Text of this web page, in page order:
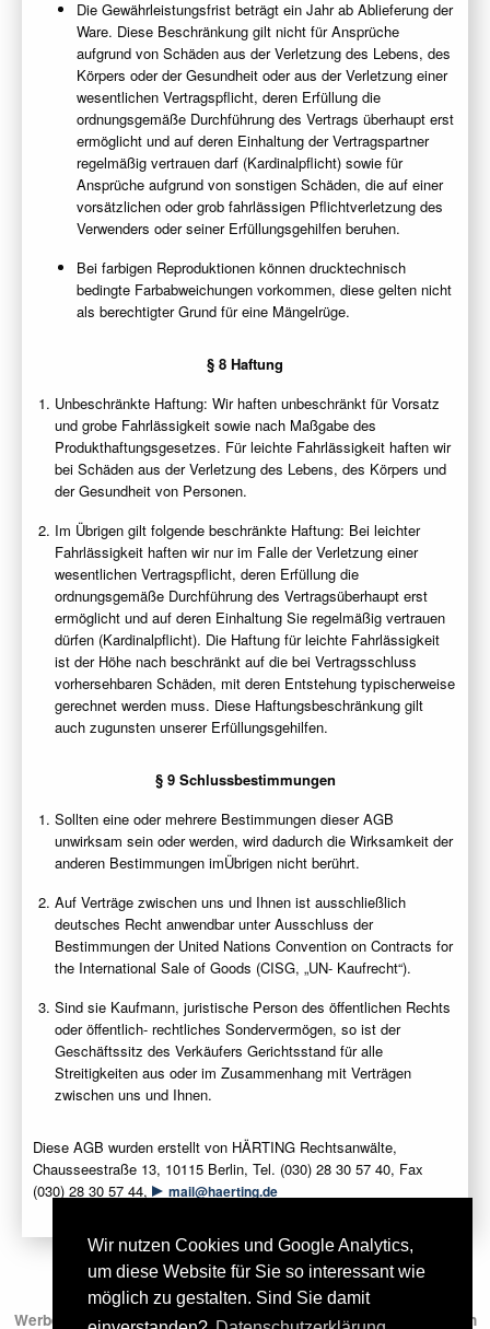
Wir nutzen Cookies und Google Analytics,
um diese Website für Sie so interessant wie
möglich zu gestalten. Sind Sie damit
Die Gewährleistungsfrist beträgt ein Jahr ab Ablieferung der
Ware. Diese Beschränkung gilt nicht für Ansprüche
aufgrund von Schäden aus der Verletzung des Lebens, des
Körpers oder der Gesundheit oder aus der Verletzung einer
wesentlichen Vertragspflicht, deren Erfüllung die
ordnungsgemäße Durchführung des Vertrags überhaupt erst
ermöglicht und auf deren Einhaltung der Vertragspartner
regelmäßig vertrauen darf (Kardinalpflicht) sowie für
Ansprüche aufgrund von sonstigen Schäden, die auf einer
vorsätzlichen oder grob fahrlässigen Pflichtverletzung des
Verwenders oder seiner Erfüllungsgehilfen beruhen.
Bei farbigen Reproduktionen können drucktechnisch
bedingte Farbabweichungen vorkommen, diese gelten nicht
als berechtigter Grund für eine Mängelrüge.
§ 8 Haftung
Unbeschränkte Haftung: Wir haften unbeschränkt für Vorsatz
und grobe Fahrlässigkeit sowie nach Maßgabe des
Produkthaftungsgesetzes. Für leichte Fahrlässigkeit haften wir
bei Schäden aus der Verletzung des Lebens, des Körpers und
der Gesundheit von Personen.
Im Übrigen gilt folgende beschränkte Haftung: Bei leichter
Fahrlässigkeit haften wir nur im Falle der Verletzung einer
wesentlichen Vertragspflicht, deren Erfüllung die
ordnungsgemäße Durchführung des Vertragsüberhaupt erst
ermöglicht und auf deren Einhaltung Sie regelmäßig vertrauen
dürfen (Kardinalpflicht). Die Haftung für leichte Fahrlässigkeit
ist der Höhe nach beschränkt auf die bei Vertragsschluss
vorhersehbaren Schäden, mit deren Entstehung typischerweise
gerechnet werden muss. Diese Haftungsbeschränkung gilt
auch zugunsten unserer Erfüllungsgehilfen.
§ 9 Schlussbestimmungen
Sollten eine oder mehrere Bestimmungen dieser AGB
unwirksam sein oder werden, wird dadurch die Wirksamkeit der
anderen Bestimmungen imÜbrigen nicht berührt.
Auf Verträge zwischen uns und Ihnen ist ausschließlich
deutsches Recht anwendbar unter Ausschluss der
Bestimmungen der United Nations Convention on Contracts for
the International Sale of Goods (CISG, „UN- Kaufrecht“).
Sind sie Kaufmann, juristische Person des öffentlichen Rechts
oder öffentlich- rechtliches Sondervermögen, so ist der
Geschäftssitz des Verkäufers Gerichtsstand für alle
Streitigkeiten aus oder im Zusammenhang mit Verträgen
zwischen uns und Ihnen.
Diese AGB wurden erstellt von HÄRTING Rechtsanwälte,
Chausseestraße 13, 10115 Berlin, Tel. (030) 28 30 57 40, Fax
(030) 28 30 57 44,
mail@haerting.de
+++ Für Industrie, Gewerbetreibende, Druckereien,
Werbeagenturen und öffentliche Einrichtungen − kein Verkauf an